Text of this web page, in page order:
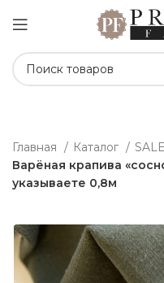
Главная Каталог SALE
Варёная крапива
указываете 0,8м